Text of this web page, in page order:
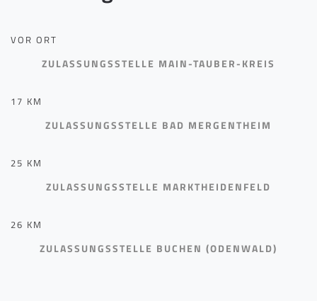
VOR ORT
ZULASSUNGSSTELLE MAIN-TAUBER-KREIS
17 KM
ZULASSUNGSSTELLE BAD MERGENTHEIM
25 KM
ZULASSUNGSSTELLE MARKTHEIDENFELD
26 KM
ZULASSUNGSSTELLE BUCHEN (ODENWALD)